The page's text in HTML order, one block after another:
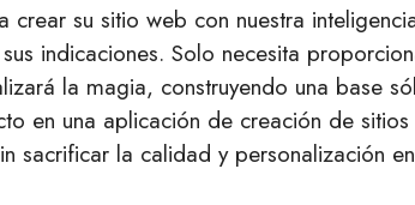
crear su sitio web con nuestra
indicaciones. Solo necesita
la magia, construyendo una base
en una aplicación de creación de
sacrificar la calidad y personalización